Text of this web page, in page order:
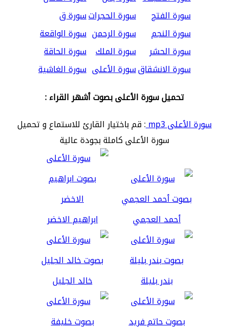
سورة الفتح
سورة الحجراتسورة ق
سورة النجم
سورة الرحمن سورة الواقعة
سورة الحشر
سورة الملك سورة الحاقة
سورة الانشقاقسورة الأعلى سورة الغاشية
تحميل سورة الأعلى بصوت أشهر القراء :
سورة الأعلى mp3
: قم باختيار القارئ للاستماع و تحميل
سورة الأعلى كاملة بجودة عالية
أحمد العجمي ابراهيم الاخضر
بندر بليلة خالد الجليل